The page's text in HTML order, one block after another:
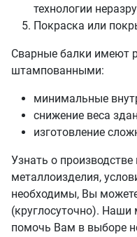
технологии
Покраска или
Сварные балки имеют
штампованными:
минимальные
снижение веса
изготовление
Узнать о
металлоизделия,
необходимы, Вы
(круглосуточно).
помочь Вам в выборе